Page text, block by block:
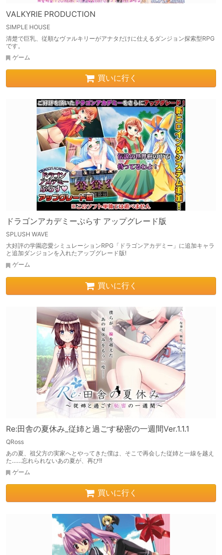
VALKYRIE PRODUCTION
SIMPLE HOUSE
清楚で巨乳、従順なヴァルキリーがアナタだけに仕えるダンジョン探索型RPG
です。
ゲーム
買いに行く
ドラゴンアカデミーぷらす アップグレード版
SPLUSH WAVE
大好評の学園恋愛シミュレーションRPG「ドラゴンアカデミー」に追加キャラ
と追加ダンジョンを入れたアップグレード版!
ゲーム
買いに行く
Re:田舎の夏休み_従姉と過ごす秘密の一週間Ver.1.1.1
QRoss
あの夏、祖父方の実家へとやってきた僕は、そこで再会した従姉と一線を越え
た……忘れられないあの夏が、再び!!
ゲーム
買いに行く